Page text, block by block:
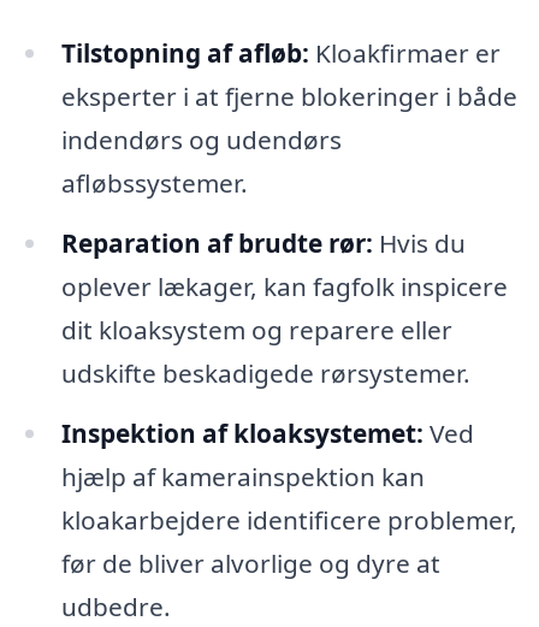
Tilstopning af afløb: Kloakfirmaer er
eksperter i at fjerne blokeringer i både
indendørs og udendørs
afløbssystemer.
Reparation af brudte rør: Hvis du
oplever lækager, kan fagfolk inspicere
dit kloaksystem og reparere eller
udskifte beskadigede rørsystemer.
Inspektion af kloaksystemet: Ved
hjælp af kamerainspektion kan
kloakarbejdere identificere problemer,
før de bliver alvorlige og dyre at
udbedre.